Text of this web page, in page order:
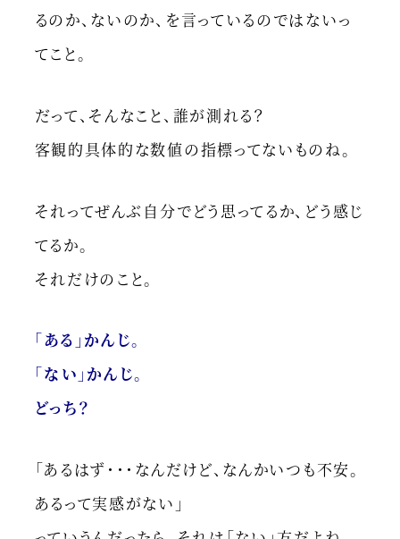
るのか、ないのか、を言っているのではないっ
てこと。
だって、そんなこと、誰が測れる？
客観的具体的な数値の指標ってないものね。
それってぜんぶ自分でどう思ってるか、どう感じ
てるか。
それだけのこと。
「ある」かんじ。
「ない」かんじ。
どっち？
「あるはず・・・なんだけど、なんかいつも不安。
あるって実感がない」